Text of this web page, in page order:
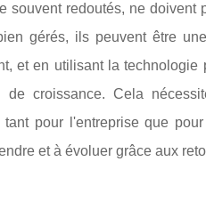
souvent redoutés, ne
gérés, ils peuvent être
et en utilisant la
de croissance. Cela
tant pour l'entreprise que
et à évoluer grâce aux